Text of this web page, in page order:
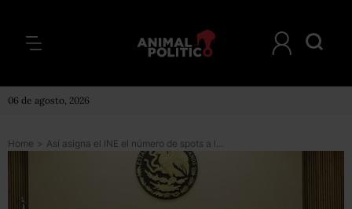
06 de agosto, 2026
Home > Así asigna el INE el número de spots a los que cada partido y candidato tienen derecho